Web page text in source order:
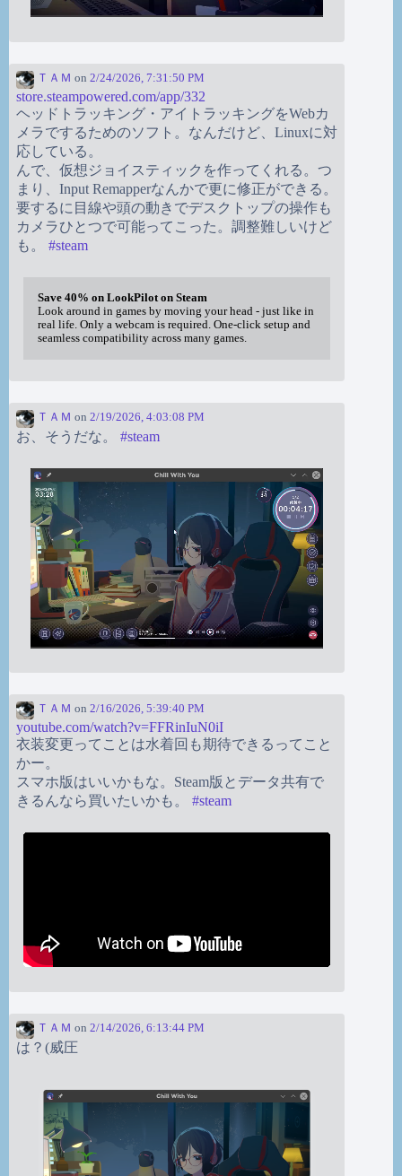
ＴＡＭ on 2/24/2026, 7:31:50 PM
store.steampowered.com/app/332
ヘッドトラッキング・アイトラッキングをWebカ
メラでするためのソフト。なんだけど、Linuxに対
応している。
んで、仮想ジョイスティックを作ってくれる。つ
まり、Input Remapperなんかで更に修正ができる。
要するに目線や頭の動きでデスクトップの操作も
カメラひとつで可能ってこった。調整難しいけど
も。 #steam
Save 40% on LookPilot on Steam
Look around in games by moving your head - just like in
real life. Only a webcam is required. One-click setup and
seamless compatibility across many games.
ＴＡＭ on 2/19/2026, 4:03:08 PM
お、そうだな。 #steam
ＴＡＭ on 2/16/2026, 5:39:40 PM
youtube.com/watch?v=FFRinIuN0iI
衣装変更ってことは水着回も期待できるってこと
かー。
スマホ版はいいかもな。Steam版とデータ共有で
きるんなら買いたいかも。 #steam
ＴＡＭ on 2/14/2026, 6:13:44 PM
は？(威圧